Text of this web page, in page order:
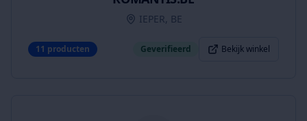
IEPER, BE
11 producten Geverifieerd Bekijk winkel